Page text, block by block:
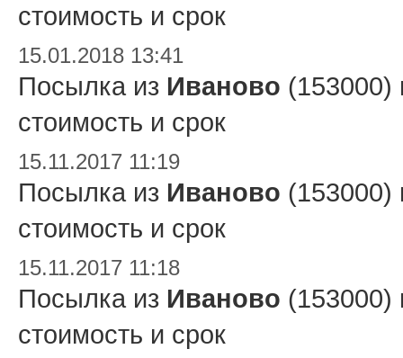
стоимость и срок
15.01.2018 13:41
Посылка из Иваново
стоимость и срок
15.11.2017 11:19
Посылка из Иваново
стоимость и срок
15.11.2017 11:18
Посылка из Иваново
стоимость и срок